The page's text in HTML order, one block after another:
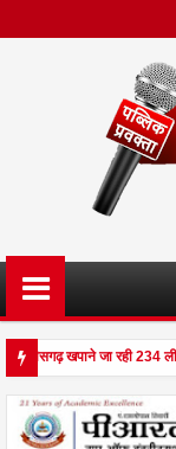
खपाने जा रही 234
दहला अनूपपुर - घर पर किसान